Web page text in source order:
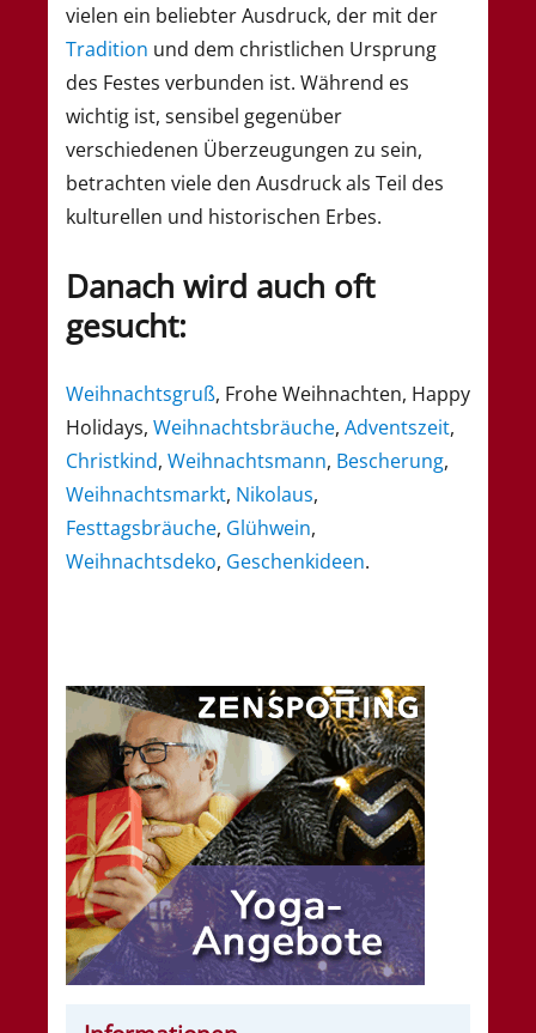
vielen ein beliebter Ausdruck, der mit der
Tradition und dem christlichen Ursprung
des Festes verbunden ist. Während es
wichtig ist, sensibel gegenüber
verschiedenen Überzeugungen zu sein,
betrachten viele den Ausdruck als Teil des
kulturellen und historischen Erbes.
Danach wird auch oft
gesucht:
Weihnachtsgruß, Frohe Weihnachten, Happy
Holidays, Weihnachtsbräuche, Adventszeit,
Christkind, Weihnachtsmann, Bescherung,
Weihnachtsmarkt, Nikolaus,
Festtagsbräuche, Glühwein,
Weihnachtsdeko, Geschenkideen.